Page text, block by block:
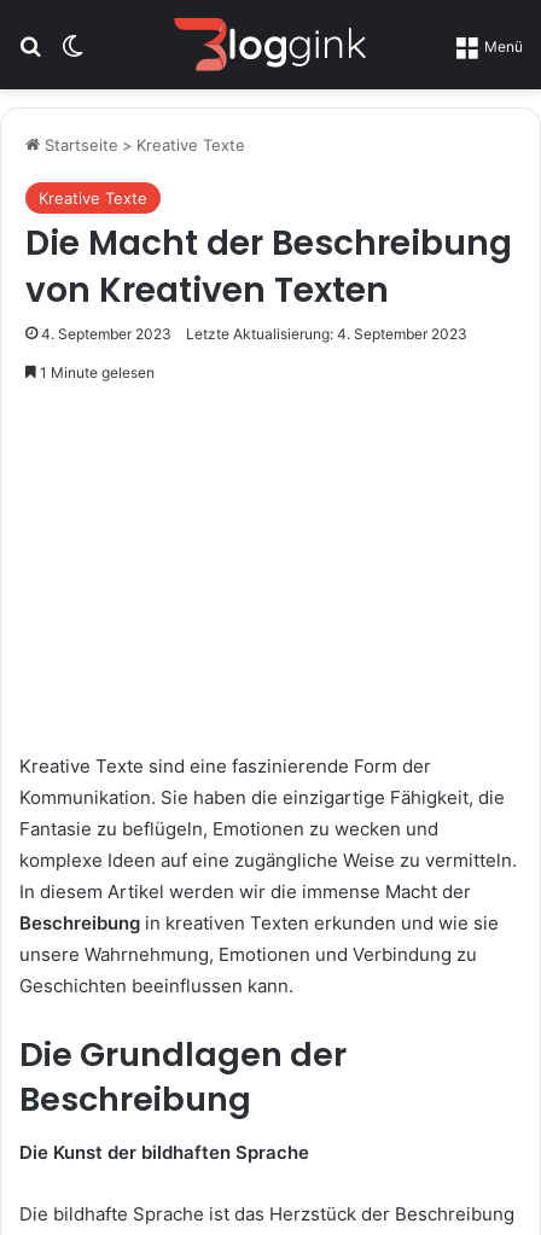
Suchen nach
Skin umschalten Menü
Startseite > Kreative Texte
Kreative Texte
Die Macht der Beschreibung
von Kreativen Texten
4. September 2023 Letzte Aktualisierung: 4. September 2023
1 Minute gelesen
Kreative Texte sind eine faszinierende Form der
Kommunikation. Sie haben die einzigartige Fähigkeit, die
Fantasie zu beflügeln, Emotionen zu wecken und
komplexe Ideen auf eine zugängliche Weise zu vermitteln.
In diesem Artikel werden wir die immense Macht der
Beschreibung in kreativen Texten erkunden und wie sie
unsere Wahrnehmung, Emotionen und Verbindung zu
Geschichten beeinflussen kann.
Die Grundlagen der
Beschreibung
Die Kunst der bildhaften Sprache
Die bildhafte Sprache ist das Herzstück der Beschreibung